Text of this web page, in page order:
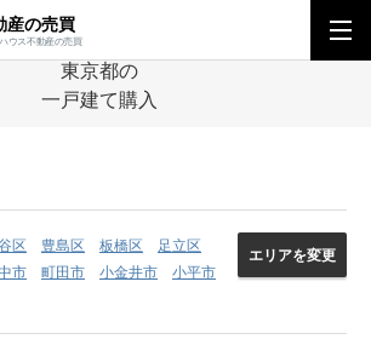
産の売買
ウス不動産の売買
関東エリア 東京都の一戸
東京都の
一戸建て購入
区 豊島区 板橋区
足立区
市 町田市 小金井市
小平市
エリアを変更